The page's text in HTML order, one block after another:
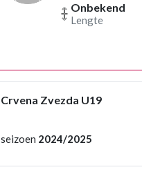
Onbekend
Lengte
Crvena Zvezda U19
seizoen 2024/2025